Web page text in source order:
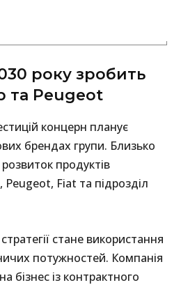
року зробить
та Peugeot
концерн планує
брендах групи. Близько
продуктів
Fiat та підрозділ
стане використання
потужностей. Компанія
бізнес із контрактного